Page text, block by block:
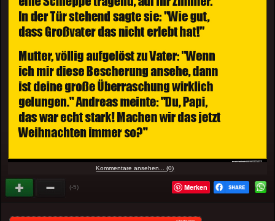
Kommentare ansehen... (0)
(-5) Merken